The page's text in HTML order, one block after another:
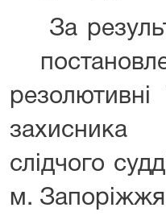
За
захисника
слідчого
м. Запоріжжя